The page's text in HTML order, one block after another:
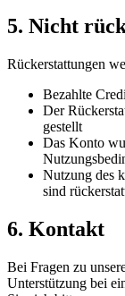
5. Nicht
Rückerstattungen
Bezahlte
Der
gestellt
Das Konto
Nutzung des
sind
6. Kontakt
Bei Fragen zu
Unterstützung bei